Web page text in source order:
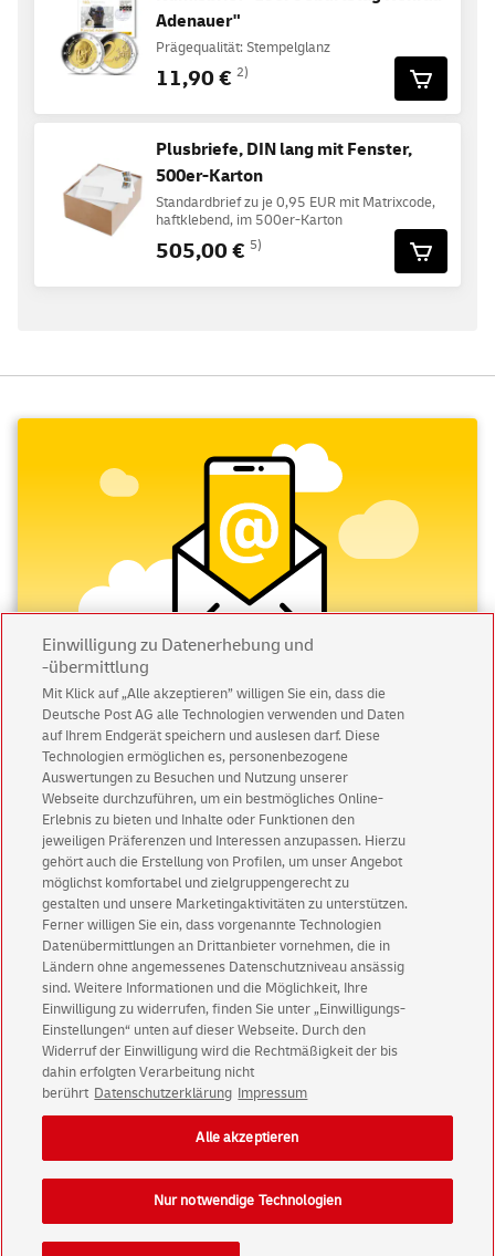
Adenauer"
Prägequalität: Stempelglanz
11,90 € 2)
Plusbriefe, DIN lang mit Fenster,
500er-Karton
Standardbrief zu je 0,95 EUR mit Matrixcode,
haftklebend, im 500er-Karton
505,00 € 5)
Abonnieren Sie unseren Newsletter
Immer informiert über exklusive Angebote und
Aktionen - jetzt mit Vorteil
Privatkundensichern sich einen5 € Gutschein
für POSTSCAN!
Geschäftskundenerhalten einen5 € Gutschein
für Briefmarke individuell!
Zur Newsletter-Anmeldung
© Fri Aug 07 04:55:35 CEST 2026 Deutsche Post AG
Impressum
Datenschutz
Einwilligungs-Einstellungen
Rechtliche Hinweise
Barrierefreiheit
Einwilligung zu Datenerhebung und
-übermittlung
Mit Klick auf „Alle akzeptieren” willigen Sie ein, dass die
Deutsche Post AG alle Technologien verwenden und Daten
auf Ihrem Endgerät speichern und auslesen darf. Diese
Technologien ermöglichen es, personenbezogene
Auswertungen zu Besuchen und Nutzung unserer
Webseite durchzuführen, um ein bestmögliches Online-
Erlebnis zu bieten und Inhalte oder Funktionen den
jeweiligen Präferenzen und Interessen anzupassen. Hierzu
gehört auch die Erstellung von Profilen, um unser Angebot
möglichst komfortabel und zielgruppengerecht zu
gestalten und unsere Marketingaktivitäten zu unterstützen.
Ferner willigen Sie ein, dass vorgenannte Technologien
Datenübermittlungen an Drittanbieter vornehmen, die in
Ländern ohne angemessenes Datenschutzniveau ansässig
sind. Weitere Informationen und die Möglichkeit, Ihre
Einwilligung zu widerrufen, finden Sie unter „Einwilligungs-
Einstellungen“ unten auf dieser Webseite. Durch den
Widerruf der Einwilligung wird die Rechtmäßigkeit der bis
dahin erfolgten Verarbeitung nicht
berührt Datenschutzerklärung Impressum
Nur notwendige Technologien
Alle akzeptieren